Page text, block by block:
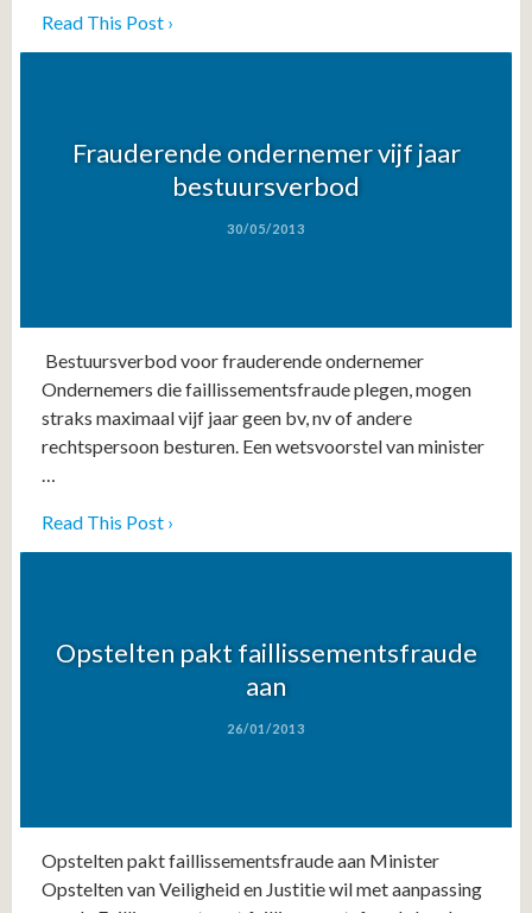
Read This Post ›
Frauderende ondernemer vijf jaar
bestuursverbod
30/05/2013
Bestuursverbod voor frauderende ondernemer
Ondernemers die faillissementsfraude plegen, mogen
straks maximaal vijf jaar geen bv, nv of andere
rechtspersoon besturen. Een wetsvoorstel van minister
…
Read This Post ›
Opstelten pakt faillissementsfraude
aan
26/01/2013
Opstelten pakt faillissementsfraude aan Minister
Opstelten van Veiligheid en Justitie wil met aanpassing